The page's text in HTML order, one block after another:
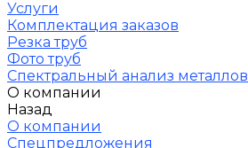
Услуги
Комплектация заказов
Резка труб
Фото труб
Спектральный анализ металлов
О компании
Назад
О компании
Спецпредложения